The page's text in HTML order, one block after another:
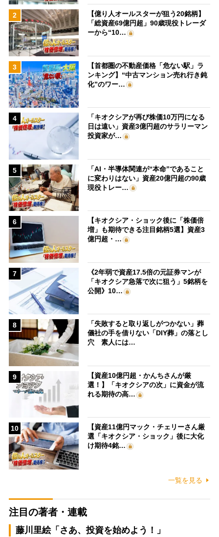
2
【億り人オールスターが狙う20銘柄】
「総資産69億円超」90歳現役トレーダ
ーから“10…
3
【首都圏の不動産価格「危ない駅」ラ
ンキング】“中古マンション売れ行き鈍
化”のワー…
4
「キオクシアが再び株価10万円になる
日は遠い」資産3億円超のサラリーマン
投資家が…
5
「AI・半導体関連が“本命”であること
に変わりはない」資産20億円超の90歳
現役トレー…
6
【キオクシア・ショック後に「株価倍
増」も期待できる注目銘柄5選】資産3
億円超・…
7
《2年弱で資産17.5倍の元証券マンが
「キオクシア急落で次に狙う」5銘柄を
公開》10…
8
「失敗すると取り返しがつかない」葬
儀社の手を借りない「DIY葬」の落とし
穴 素人には…
9
【資産10億円超・かんちさんが厳
選！】「キオクシアの次」に資金が流
れる期待の高…
10
【資産11億円マック・チェリーさん厳
選「キオクシア・ショック」後に大化
け期待4銘…
一覧を見る
注目の著者・連載
藤川里絵「さあ、投資を始めよう！」